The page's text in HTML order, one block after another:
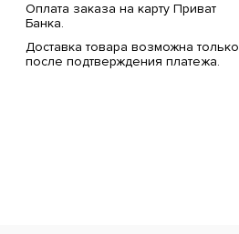
Оплата заказа на карту Приват
Банка.
Доставка товара возможна только
после подтверждения платежа.